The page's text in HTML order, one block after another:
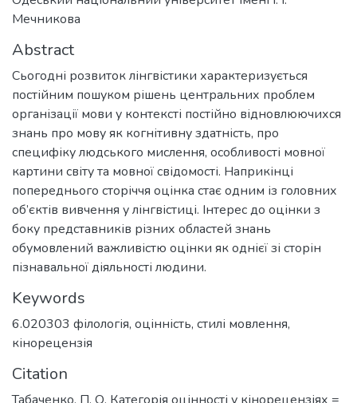
Мечникова
Abstract
Сьогодні розвиток лінгвістики характеризується
постійним пошуком рішень центральних проблем
організації мови у контексті постійно відновлюючихся
знань про мову як когнітивну здатність, про
специфіку людського мислення, особливості мовної
картини світу та мовної свідомості. Наприкінці
попереднього сторіччя оцінка стає одним із головних
об’єктів вивчення у лінгвістиці. Інтерес до оцінки з
боку представників різних областей знань
обумовлений важливістю оцінки як однієї зі сторін
пізнавальної діяльності людини.
Keywords
6.020303 філологія, оцінність, стилі мовлення,
кінорецензія
Citation
Табаченко, П. О. Категорія оцінності у кінорецензіях =